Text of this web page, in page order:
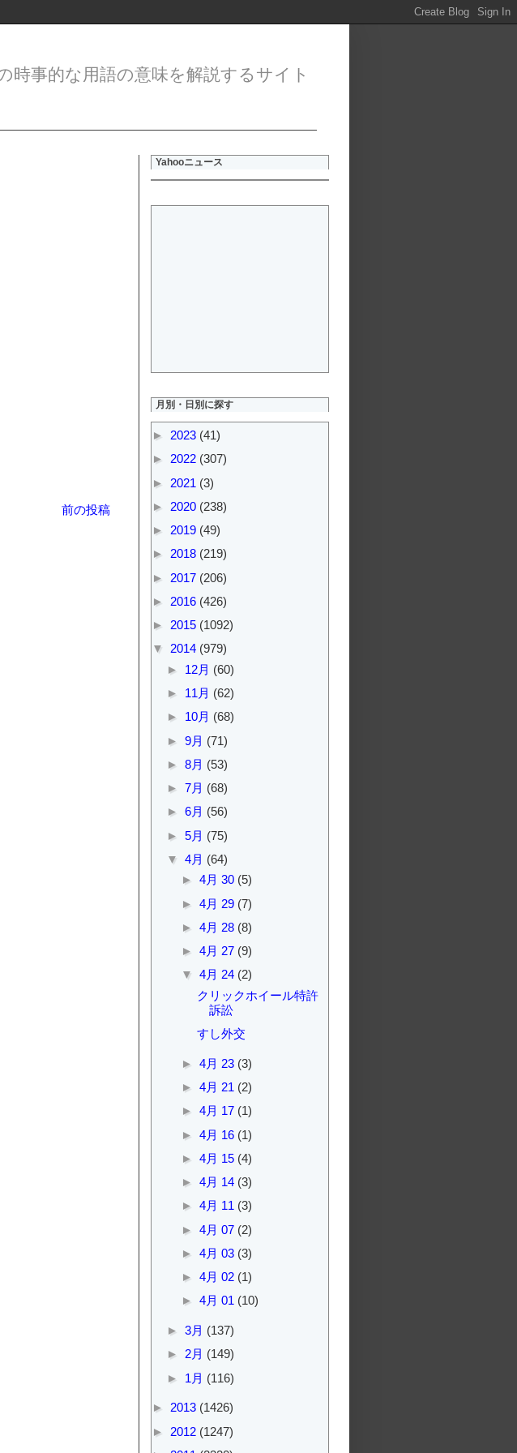
時事的な用語の意味を解説するサイト
前の投稿
Yahooニュース
月別・日別に探す
► 2023 (41)
► 2022 (307)
► 2021 (3)
► 2020 (238)
► 2019 (49)
► 2018 (219)
► 2017 (206)
► 2016 (426)
► 2015 (1092)
▼ 2014 (979)
► 12月 (60)
► 11月 (62)
► 10月 (68)
► 9月 (71)
► 8月 (53)
► 7月 (68)
► 6月 (56)
► 5月 (75)
▼ 4月 (64)
► 4月 30 (5)
► 4月 29 (7)
► 4月 28 (8)
► 4月 27 (9)
▼ 4月 24 (2)
クリックホイール特許
訴訟
すし外交
► 4月 23 (3)
► 4月 21 (2)
► 4月 17 (1)
► 4月 16 (1)
► 4月 15 (4)
► 4月 14 (3)
► 4月 11 (3)
► 4月 07 (2)
► 4月 03 (3)
► 4月 02 (1)
► 4月 01 (10)
► 3月 (137)
► 2月 (149)
► 1月 (116)
► 2013 (1426)
► 2012 (1247)